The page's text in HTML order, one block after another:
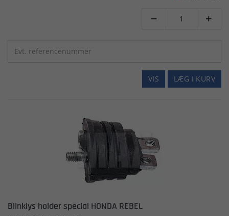
 
LÆG I KURV
VIS
Blinklys holder special HONDA REBEL